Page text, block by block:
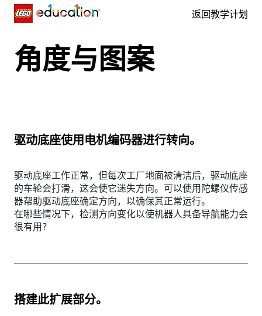
Skip navigation 返回教学计划
角度与图案
驱动底座使用电机编码器进行转向。
驱动底座工作正常，但每次工厂地面被清洁后，驱动底座
的车轮会打滑，这会使它迷失方向。可以使用陀螺仪传感
器帮助驱动底座确定方向，以确保其正常运行。
在哪些情况下，检测方向变化以使机器人具备导航能力会
很有用？
搭建此扩展部分。